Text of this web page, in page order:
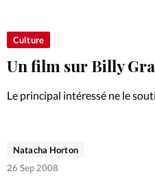
Culture
Un film sur Billy
Le principal intéressé ne le
Natacha Horton
26 Sep 2008